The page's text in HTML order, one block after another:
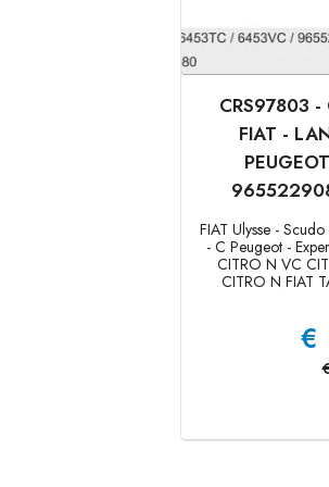
CRS97803 -
FIAT -
FIAT Ulysse -
- C Peugeot -
CITRO N VC
CITRO N FIAT
€